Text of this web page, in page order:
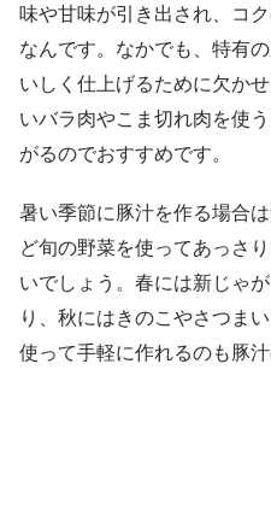
味や甘味が引き出され、コ
なんです。なかでも、特有
いしく仕上げるために欠か
いバラ肉やこま切れ肉を使
がるのでおすすめです。
暑い季節に豚汁を作る場合
ど旬の野菜を使ってあっさ
いでしょう。春には新じゃ
り、秋にはきのこやさつま
使って手軽に作れるのも豚